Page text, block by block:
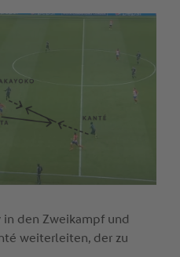
den Zweikampf und
weiterleiten, der zu